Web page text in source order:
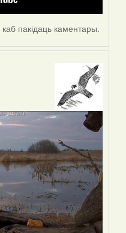
каб пакідаць каментары.